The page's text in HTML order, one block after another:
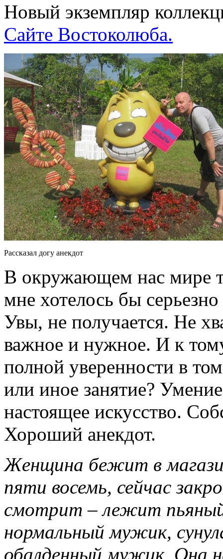
Новый экземпляр
Сайте Востоколюба.
Рассказал догу анекдот
В окружающем нас мире
мне хотелось бы
Увы, не получается. Не
важное и нужное. И к
полной уверенности в
или иное занятие?
настоящее искусство.
Хороший анекдот.
Женщина бежит в
пяти восемь, сейчас
смотрит – лежит
нормальный мужик,
обалденный мужик. Она